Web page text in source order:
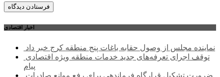
اخبار اقتصادی
نماینده مجلس از وصول حقابه باغات پنج منطقه کرج خبر داد
پیام